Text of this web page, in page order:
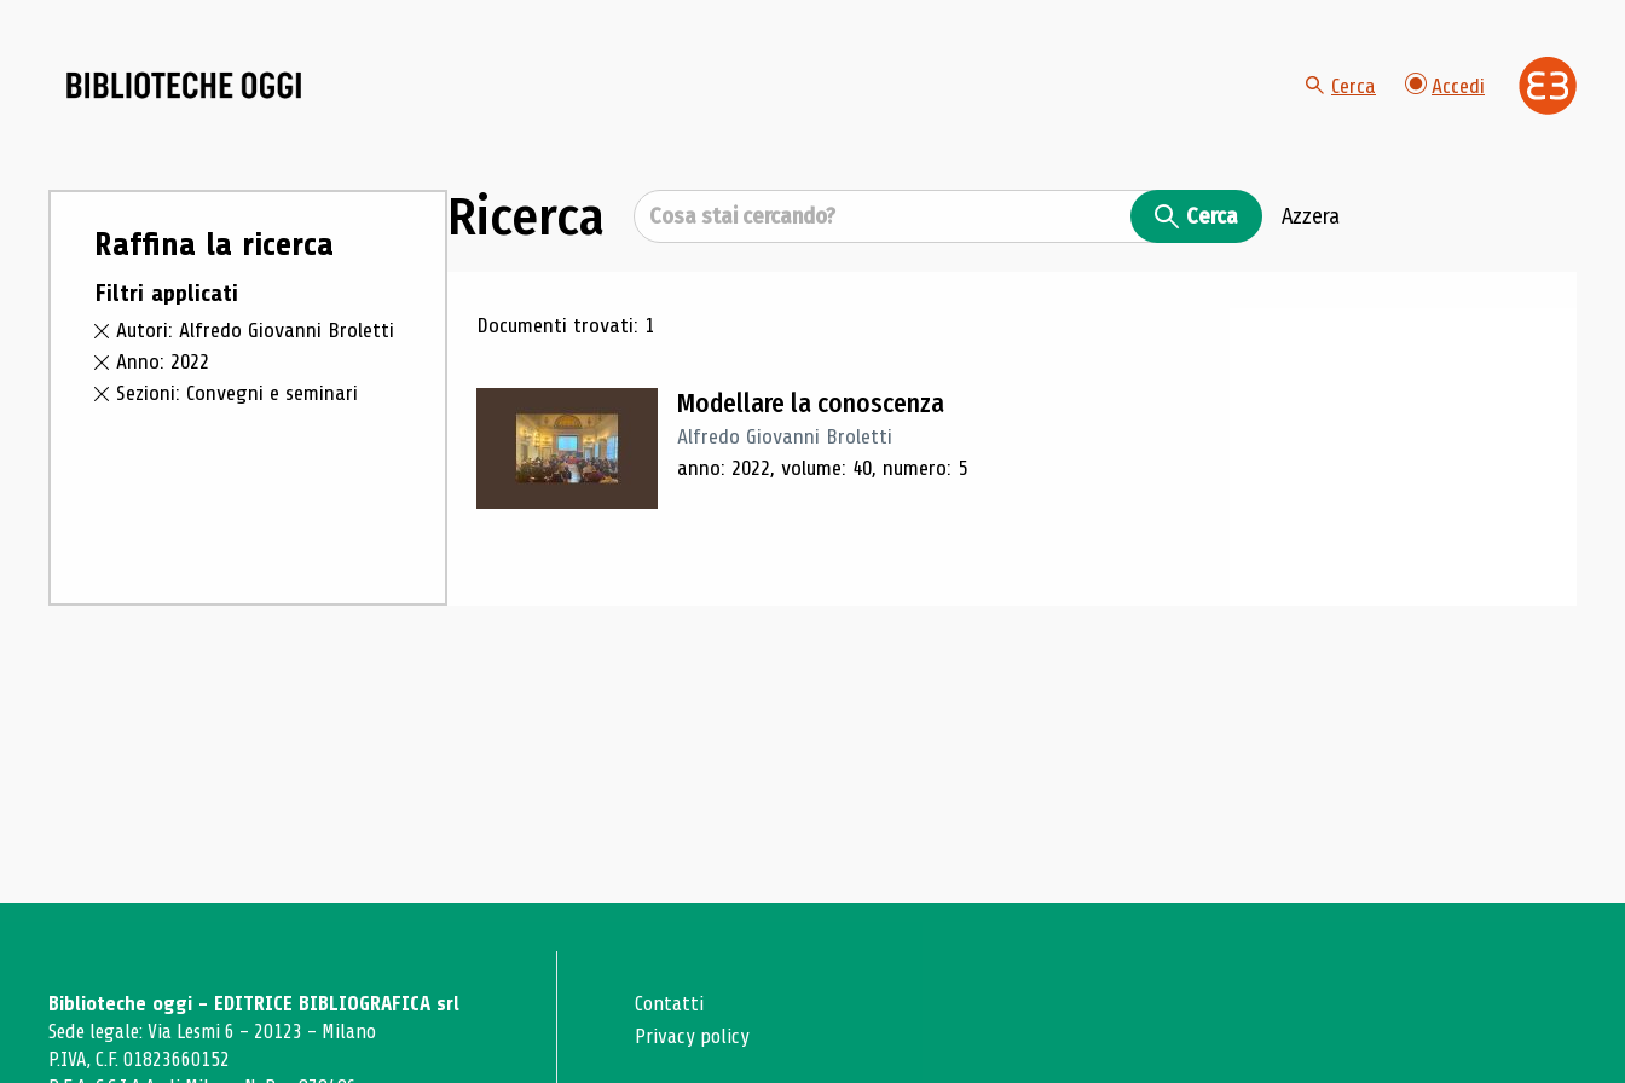
Cerca Accedi
Raffina la ricerca
Filtri applicati
Autori: Alfredo Giovanni Broletti
Anno: 2022
Sezioni: Convegni e seminari
Ricerca Cerca Cerca Azzera
Risultati di ricerca
Documenti trovati: 1
Modellare la conoscenza
Alfredo Giovanni Broletti
anno: 2022, volume: 40, numero: 5
Biblioteche oggi - EDITRICE BIBLIOGRAFICA srl
Sede legale: Via Lesmi 6 - 20123 - Milano
P.IVA, C.F. 01823660152
Contatti
Privacy policy